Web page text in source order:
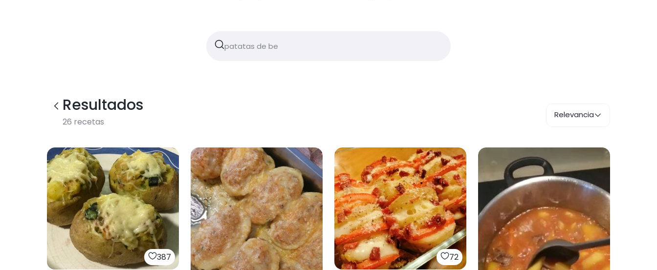
Resultados
26 recetas
Relevancia
387 72